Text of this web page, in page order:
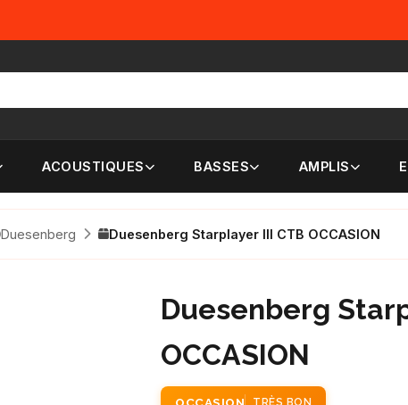
ACOUSTIQUES BASSES AMPLIS
Duesenberg Duesenberg Starplayer III CTB OCCASION
Duesenberg
OCCASION
TRÈS BON